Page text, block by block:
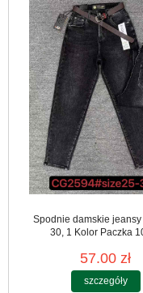
Spodnie damskie
30, 1 Kolor Paczka
57.00 zł
szczegóły